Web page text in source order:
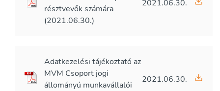
résztvevők számára
(2021.06.30.)
2021.06.30.
Adatkezelési tájékoztató az
MVM Csoport jogi
állományú munkavállalói
2021.06.30.